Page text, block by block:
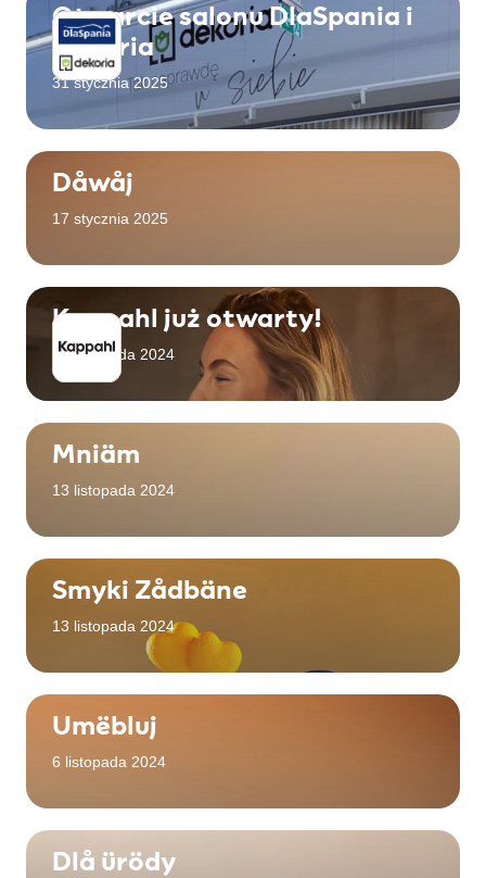
Otwarcie salonu DlaSpania i
Dekoria
31 stycznia 2025
Dåwåj
17 stycznia 2025
Kappahl już otwarty!
14 listopada 2024
Mniäm
13 listopada 2024
Smyki Zådbäne
13 listopada 2024
Umëbluj
6 listopada 2024
Dlå ürödy